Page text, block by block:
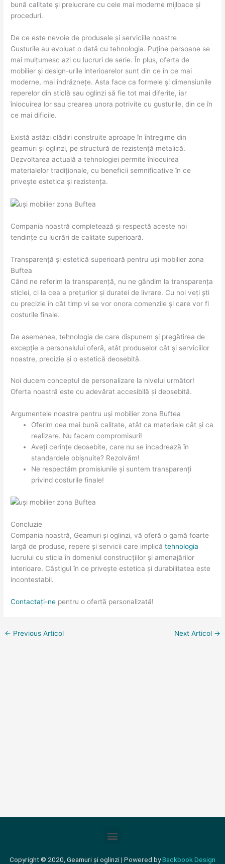
bună calitate și prelucrare cu cele mai moderne mijloace și
proceduri.
De ce este nevoie de produsele și serviciile noastre
Gusturile au evoluat o dată cu tehnologia. Puține persoane se
mai mulțumesc azi cu lucruri de serie. În plus, oferta de
mobilier și design-urile interioarelor sunt din ce în ce mai
moderne, mai îndrăznețe. Asta face ca formele și dimensiunile
reperelor din sticlă sau oglinzi să fie tot mai diferite, iar
înlocuirea lor sau crearea unora potrivite cu gusturile, din ce în
ce mai dificile.
Există astăzi clădiri construite aproape în întregime din
geamuri și oglinzi, pe structură de rezistență metalică.
Dezvoltarea actuală a tehnologiei permite înlocuirea
materialelor tradiționale, cu beneficii semnificative în ce
privește estetica și rezistența.
Compania noastră completează și respectă aceste noi
tendințe cu lucrări de calitate superioară.
Transparență și estetică superioară pentru uși mobilier zona
Buftea
Când ne referim la transparență, nu ne gândim la transparența
sticlei, ci la cea a prețurilor și duratei de livrare. Cu noi veți ști
cu precizie în cât timp vi se vor onora comenzile și care vor fi
costurile finale.
De asemenea, tehnologia de care dispunem și pregătirea de
excepție a personalului oferă, atât produselor cât și serviciilor
noastre, precizie și o estetică deosebită.
Noi ducem conceptul de personalizare la nivelul următor!
Oferta noastră este cu adevărat accesibilă și deosebită.
Argumentele noastre pentru uși mobilier zona Buftea
Oferim cea mai bună calitate, atât ca materiale cât și ca
realizare. Nu facem compromisuri!
Aveți cerințe deosebite, care nu se încadrează în
standardele obișnuite? Rezolvăm!
Ne respectăm promisiunile și suntem transparenți
privind costurile finale!
Concluzie
Compania noastră, Geamuri și oglinzi, vă oferă o gamă foarte
largă de produse, repere și servicii care implicătehnologia
lucrului cu sticla în domeniul construcțiilor și amenajărilor
interioare. Câștigul în ce privește estetica și durabilitatea este
incontestabil.
Contactați-ne pentru o ofertă personalizată!
← Previous Articol Next Articol →
Meniu
Copyright © 2020, Geamuri și oglinzi | Powered byBackbook Design